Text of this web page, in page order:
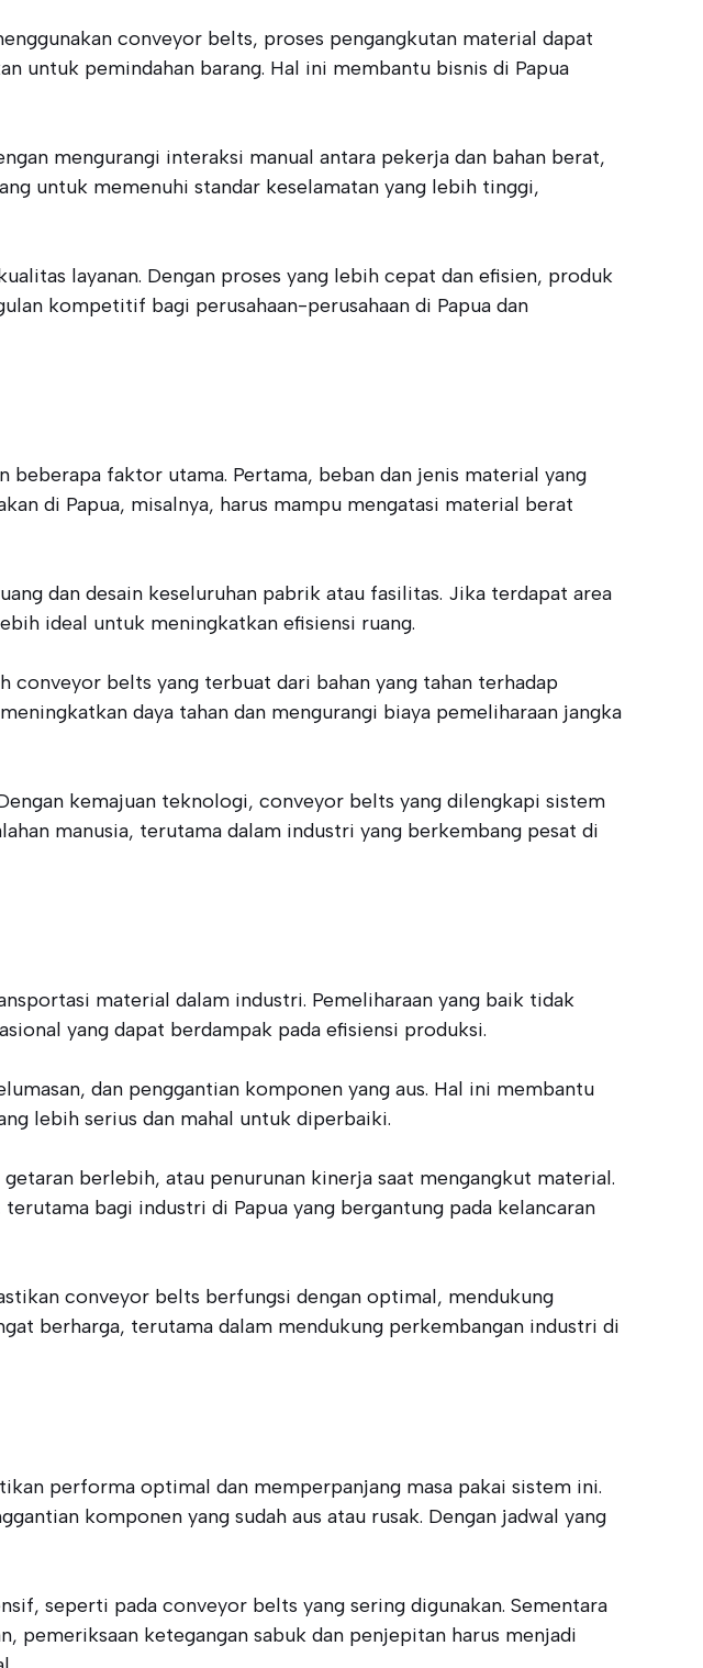
conveyor belts, proses pengangkutan material dapat
untuk pemindahan barang. Hal ini membantu bisnis di Papua
mengurangi interaksi manual antara pekerja dan bahan berat,
untuk memenuhi standar keselamatan yang lebih tinggi,
layanan. Dengan proses yang lebih cepat dan efisien, produk
kompetitif bagi perusahaan-perusahaan di Papua dan
faktor utama. Pertama, beban dan jenis material yang
di Papua, misalnya, harus mampu mengatasi material berat
dan desain keseluruhan pabrik atau fasilitas. Jika terdapat area
ideal untuk meningkatkan efisiensi ruang.
belts yang terbuat dari bahan yang tahan terhadap
daya tahan dan mengurangi biaya pemeliharaan jangka
kemajuan teknologi, conveyor belts yang dilengkapi sistem
manusia, terutama dalam industri yang berkembang pesat di
material dalam industri. Pemeliharaan yang baik tidak
yang dapat berdampak pada efisiensi produksi.
dan penggantian komponen yang aus. Hal ini membantu
lebih serius dan mahal untuk diperbaiki.
berlebih, atau penurunan kinerja saat mengangkut material.
bagi industri di Papua yang bergantung pada kelancaran
conveyor belts berfungsi dengan optimal, mendukung
berharga, terutama dalam mendukung perkembangan industri di
performa optimal dan memperpanjang masa pakai sistem ini.
komponen yang sudah aus atau rusak. Dengan jadwal yang
seperti pada conveyor belts yang sering digunakan. Sementara
pemeriksaan ketegangan sabuk dan penjepitan harus menjadi